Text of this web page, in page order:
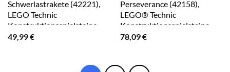
Schwerlastrakete (42221),
LEGO Technic
Konstruktionsspielsteine,
(632 St), Made in Europe
49,99€
Perseverance (42158),
LEGO® Technic
Konstruktionsspielsteine,
(1132 St), Made in Europe
78,09€